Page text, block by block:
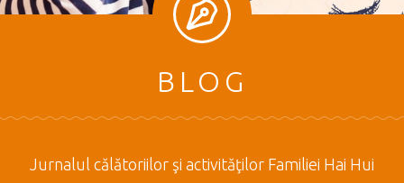
BLOG
Jurnalul călătoriilor şi activităţilor Familiei Hai Hui